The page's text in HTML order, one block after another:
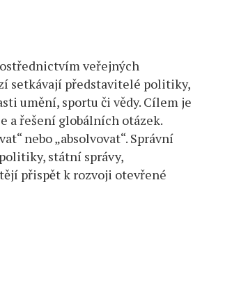
veřejných
setkávají představitelé politiky,
umění, sportu či vědy. Cílem je
a řešení globálních otázek.
nebo „absolvovat“. Správní
státní správy,
přispět k rozvoji otevřené